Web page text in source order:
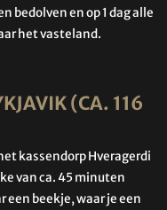
bedolven en op 1 dag alle
het vasteland.
(CA. 116
kassendorp Hveragerdi
van ca. 45 minuten
een beekje, waar je een